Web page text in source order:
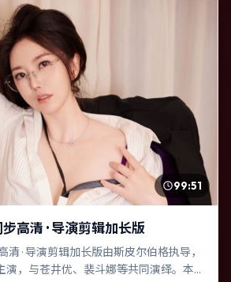
99:51
高清 · 导演剪辑加长版
· 导演剪辑加长版由斯皮尔伯格执导，
演，与苍井优、裴斗娜等共同演绎。本